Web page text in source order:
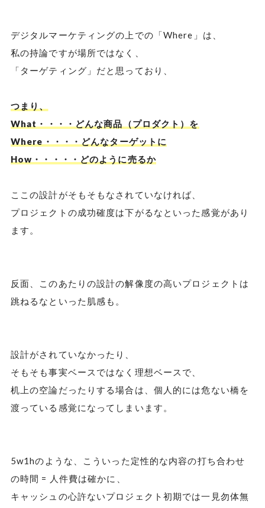
デジタルマーケティングの上での「Where」は、
私の持論ですが場所ではなく、
「ターゲティング」だと思っており、
つまり、
What・・・・どんな商品（プロダクト）を
Where・・・・どんなターゲットに
How・・・・・どのように売るか
ここの設計がそもそもなされていなければ、
プロジェクトの成功確度は下がるなといった感覚があり
ます。
反面、このあたりの設計の解像度の高いプロジェクトは
跳ねるなといった肌感も。
設計がされていなかったり、
そもそも事実ベースではなく理想ベースで、
机上の空論だったりする場合は、個人的には危ない橋を
渡っている感覚になってしまいます。
5w1hのような、こういった定性的な内容の打ち合わせ
の時間 = 人件費は確かに、
キャッシュの心許ないプロジェクト初期では一見勿体無